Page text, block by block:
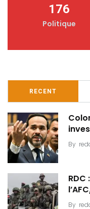
176
Politique
RECENT
By
By